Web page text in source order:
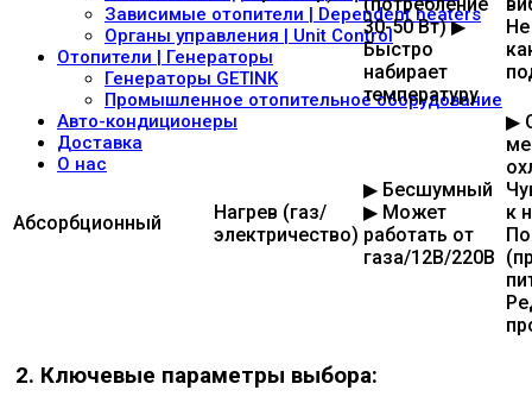
Зависимые отопители | Dependent heaters
Органы управления | Unit Control
Отопители | Генераторы
Генераторы GETINK
Промышленное отопительное оборудование
Авто-кондиционеры
Доставка
O нас
(потребление
30-50 Вт) ▶
Быстро
набирает
температуру
Абсорбционный
Нагрев (газ/
электричество)
▶ Бесшумный
▶ Может
работать от
газа/12В/220В
▶
к
2. Ключевые параметры выбора: